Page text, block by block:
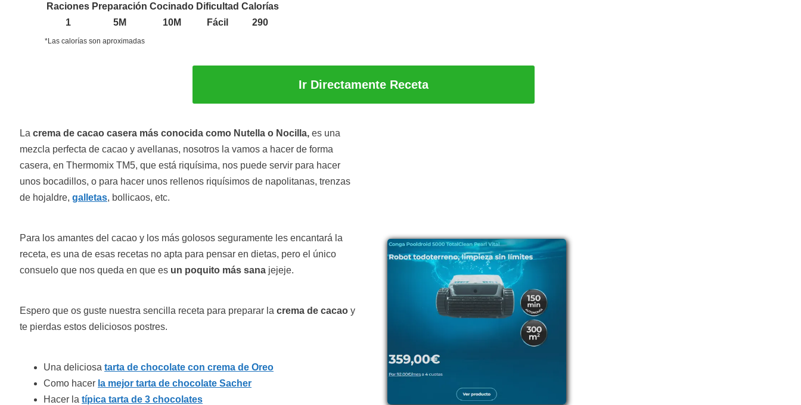
Raciones
1
Preparación
5M
Cocinado
10M
Dificultad
Fácil
Calorías
290
*Las calorías son aproximadas
Ir Directamente Receta
La crema de cacao casera más conocida como Nutella o Nocilla, es una
mezcla perfecta de cacao y avellanas, nosotros la vamos a hacer de forma
casera, en Thermomix TM5, que está riquísima, nos puede servir para hacer
unos bocadillos, o para hacer unos rellenos riquísimos de napolitanas, trenzas
de hojaldre, galletas, bollicaos, etc.
Para los amantes del cacao y los más golosos seguramente les encantará la
receta, es una de esas recetas no apta para pensar en dietas, pero el único
consuelo que nos queda en que es un poquito más sana jejeje.
Espero que os guste nuestra sencilla receta para preparar la crema de cacao y
te pierdas estos deliciosos postres.
Una deliciosa tarta de chocolate con crema de Oreo
Como hacer la mejor tarta de chocolate Sacher
Hacer la típica tarta de 3 chocolates